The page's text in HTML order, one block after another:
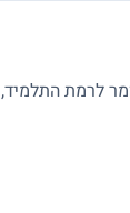
לרמת התלמיד,